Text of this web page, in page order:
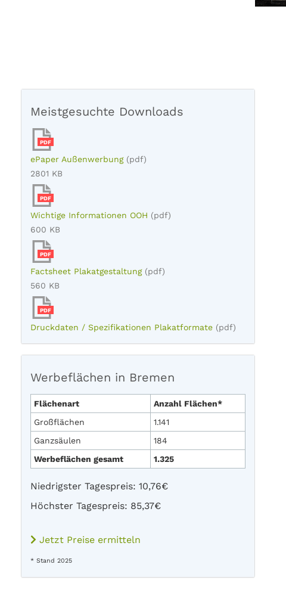
Meistgesuchte Downloads
PDF
ePaper Außenwerbung (pdf)
2801 KB
PDF
Wichtige Informationen OOH (pdf)
600 KB
PDF
Factsheet Plakatgestaltung (pdf)
560 KB
PDF
Druckdaten / Spezifikationen Plakatformate (pdf)
Werbeflächen in Bremen
Flächenart
Anzahl Flächen*
Großflächen
1.141
Ganzsäulen
184
Werbeflächen gesamt
1.325
Niedrigster Tagespreis: 10,76€
Höchster Tagespreis: 85,37€
Jetzt Preise ermitteln
* Stand 2025